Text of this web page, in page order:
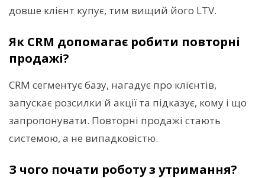
довше клієнт купує, тим вищий його LTV.
Як CRM допомагає робити повторні
продажі?
CRM сегментує базу, нагадує про клієнтів,
запускає розсилки й акції та підказує, кому і що
запропонувати. Повторні продажі стають
системою, а не випадковістю.
З чого почати роботу з утримання?